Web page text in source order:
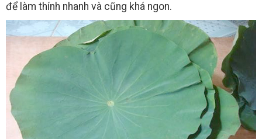
để làm thính nhanh và cũng khá ngon.